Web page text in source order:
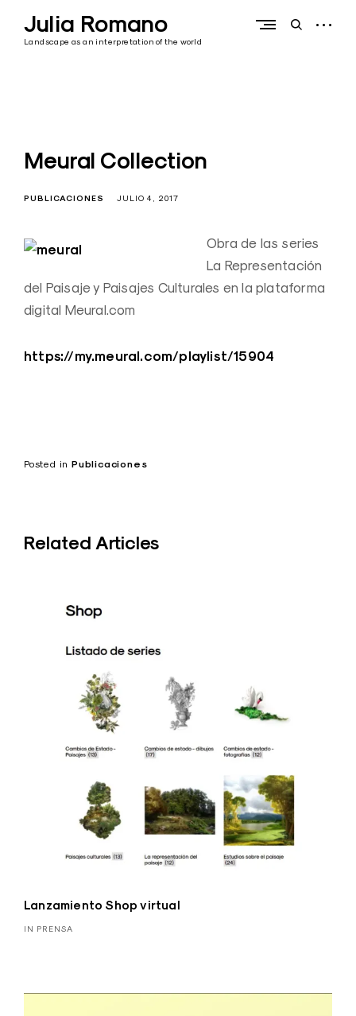
contentJulia Romano
Landscape as an interpretation of the world
openopen
Meural Collection
PUBLICACIONES JULIO 4, 2017
Obra de las series
La Representación
del Paisaje y Paisajes Culturales en la plataforma
digital Meural.com
https://my.meural.com/playlist/15904
Posted in Publicaciones
Related Articles
Lanzamiento Shop virtual
IN PRENSA